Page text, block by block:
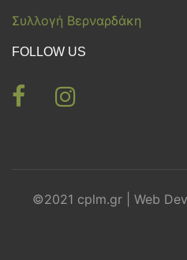
Συλλογή Βερναρδάκη
FOLLOW US
©2021 cplm.gr | Web